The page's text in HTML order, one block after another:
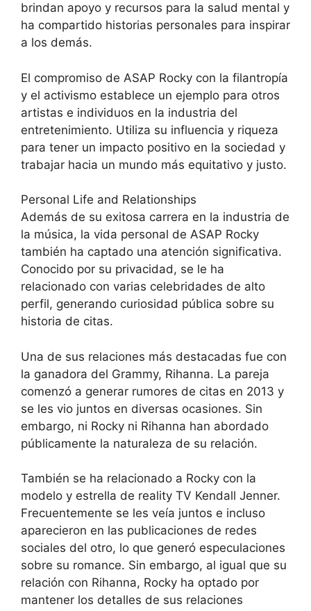
brindan apoyo y recursos para la salud mental y
ha compartido historias personales para inspirar
a los demás.
El compromiso de ASAP Rocky con la filantropía
y el activismo establece un ejemplo para otros
artistas e individuos en la industria del
entretenimiento. Utiliza su influencia y riqueza
para tener un impacto positivo en la sociedad y
trabajar hacia un mundo más equitativo y justo.
Personal Life and Relationships
Además de su exitosa carrera en la industria de
la música, la vida personal de ASAP Rocky
también ha captado una atención significativa.
Conocido por su privacidad, se le ha
relacionado con varias celebridades de alto
perfil, generando curiosidad pública sobre su
historia de citas.
Una de sus relaciones más destacadas fue con
la ganadora del Grammy, Rihanna. La pareja
comenzó a generar rumores de citas en 2013 y
se les vio juntos en diversas ocasiones. Sin
embargo, ni Rocky ni Rihanna han abordado
públicamente la naturaleza de su relación.
También se ha relacionado a Rocky con la
modelo y estrella de reality TV Kendall Jenner.
Frecuentemente se les veía juntos e incluso
aparecieron en las publicaciones de redes
sociales del otro, lo que generó especulaciones
sobre su romance. Sin embargo, al igual que su
relación con Rihanna, Rocky ha optado por
mantener los detalles de sus relaciones